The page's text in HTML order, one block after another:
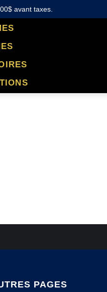
avant taxes.
PAGES